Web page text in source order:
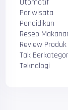
Otomotif
Pariwisata
Pendidikan
Resep
Review Produk
Tak
Teknologi